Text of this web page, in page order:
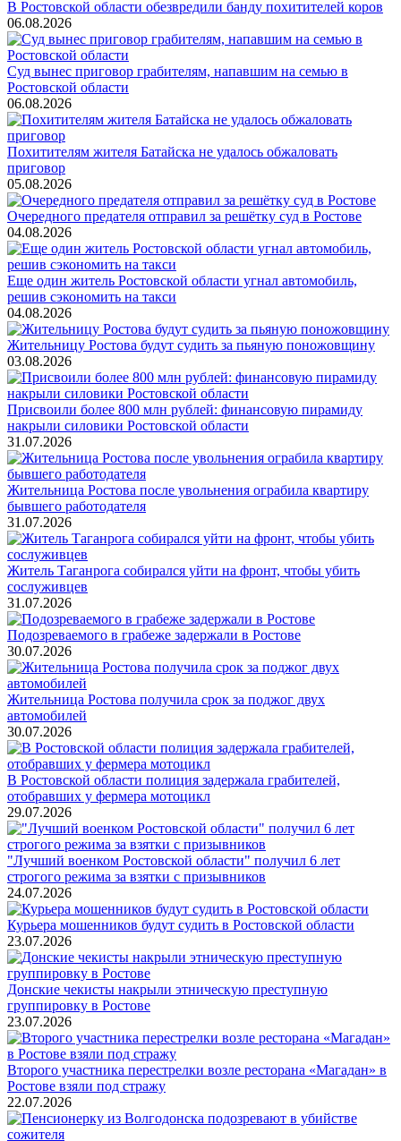
В Ростовской области обезвредили банду похитителей коров
06.08.2026
Суд вынес приговор грабителям, напавшим на семью в
Ростовской области
06.08.2026
Похитителям жителя Батайска не удалось обжаловать
приговор
05.08.2026
Очередного предателя отправил за решётку суд в Ростове
04.08.2026
Еще один житель Ростовской области угнал автомобиль,
решив сэкономить на такси
04.08.2026
Жительницу Ростова будут судить за пьяную поножовщину
03.08.2026
Присвоили более 800 млн рублей: финансовую пирамиду
накрыли силовики Ростовской области
31.07.2026
Жительница Ростова после увольнения ограбила квартиру
бывшего работодателя
31.07.2026
Житель Таганрога собирался уйти на фронт, чтобы убить
сослуживцев
31.07.2026
Подозреваемого в грабеже задержали в Ростове
30.07.2026
Жительница Ростова получила срок за поджог двух
автомобилей
30.07.2026
В Ростовской области полиция задержала грабителей,
отобравших у фермера мотоцикл
29.07.2026
"Лучший военком Ростовской области" получил 6 лет
строгого режима за взятки с призывников
24.07.2026
Курьера мошенников будут судить в Ростовской области
23.07.2026
Донские чекисты накрыли этническую преступную
группировку в Ростове
23.07.2026
Второго участника перестрелки возле ресторана «Магадан» в
Ростове взяли под стражу
22.07.2026